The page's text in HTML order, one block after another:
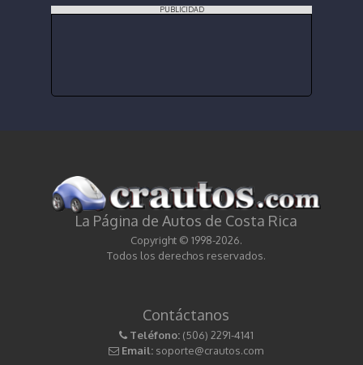
PUBLICIDAD
La Página de Autos de Costa Rica
Copyright © 1998-2026.
Todos los derechos reservados.
Contáctanos
Teléfono: (506) 2291-4141
Email: soporte@crautos.com